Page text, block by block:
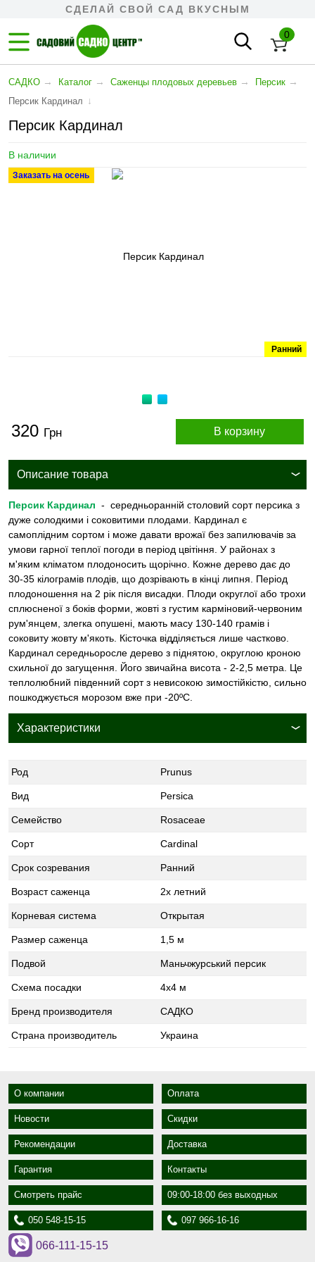
СДЕЛАЙ СВОЙ САД ВКУСНЫМ
0
САДКО → Каталог → Cаженцы плодовых деревьев → Персик →
Персик Кардинал ↓
Персик Кардинал
В наличии
Заказать на осень
Ранний
320 Грн В корзину
Описание товара
Персик Кардинал - середньоранній столовий сорт персика з
дуже солодкими і соковитими плодами. Кардинал є
самоплідним сортом і може давати врожаї без запилювачів за
умови гарної теплої погоди в період цвітіння. У районах з
м'яким кліматом плодоносить щорічно. Кожне дерево дає до
30-35 кілограмів плодів, що дозрівають в кінці липня. Період
плодоношення на 2 рік після висадки. Плоди округлої або трохи
сплюсненої з боків форми, жовті з густим карміновий-червоним
рум'янцем, злегка опушені, мають масу 130-140 грамів і
соковиту жовту м'якоть. Кісточка відділяється лише частково.
Кардинал середньоросле дерево з піднятою, округлою кроною
схильної до загущення. Його звичайна висота - 2-2,5 метра. Це
теплолюбний південний сорт з невисокою зимостійкістю, сильно
пошкоджується морозом вже при -20ºС.
Характеристики
Род Prunus
Вид Persica
Семейство Rosaceae
Сорт Cardinal
Срок созревания Ранний
Возраст саженца 2х летний
Корневая система Открытая
Размер саженца 1,5 м
Подвой Маньчжурський персик
Схема посадки 4х4 м
Бренд производителя САДКО
Страна производитель Украина
О компании Оплата
Новости Скидки
Рекомендации Доставка
Гарантия Контакты
Смотреть прайс 09:00-18:00 без выходных
050 548-15-15 097 966-16-16
066-111-15-15